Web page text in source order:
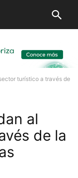
turístico a través de
al
de la